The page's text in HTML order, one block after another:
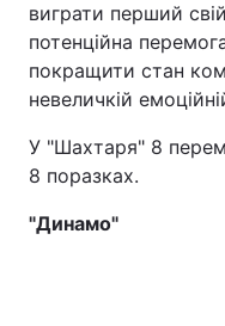
виграти перший
потенційна
покращити стан
невеличкій
У "Шахтаря" 8
8 поразках.
"Динамо"